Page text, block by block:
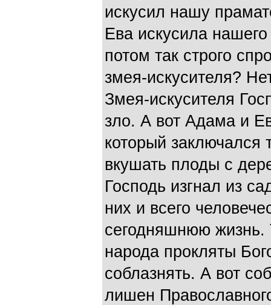
искусил нашу
Ева искусила
потом так строго
змея-искусителя?
Змея-искусителя
зло. А вот Адама и
который заключался
вкушать плоды с
Господь изгнал из
них и всего
сегодняшнюю жизнь.
народа прокляты
соблазнять. А вот
лишен